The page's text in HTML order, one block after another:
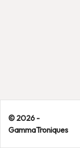
© 2026 -
GammaTroniques